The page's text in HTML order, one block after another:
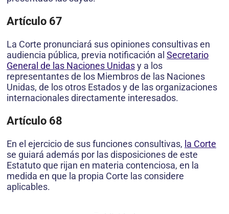
Artículo 67
La Corte pronunciará sus opiniones consultivas en
audiencia pública, previa notificación al Secretario
General de las Naciones Unidasy a los
representantes de los Miembros de las Naciones
Unidas, de los otros Estados y de las organizaciones
internacionales directamente interesados.
Artículo 68
En el ejercicio de sus funciones consultivas, la Corte
se guiará además por las disposiciones de este
Estatuto que rijan en materia contenciosa, en la
medida en que la propia Corte las considere
aplicables.